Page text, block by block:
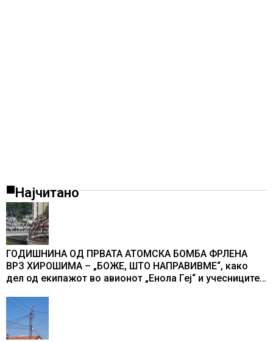
Најчитано
ГОДИШНИНА ОД ПРВАТА АТОМСКА БОМБА ФРЛЕНА
ВРЗ ХИРОШИМА – „БОЖЕ, ШТО НАПРАВИВМЕ“, како
дел од екипажот во авионот „Енола Геј“ и учесниците
промени текот на историјата